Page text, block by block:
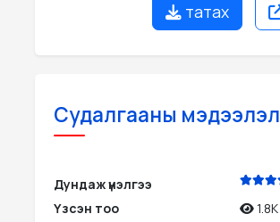
татах
Судалгааны мэдээлэл
Дундаж үнэлгээ
Үзсэн тоо
1.8K